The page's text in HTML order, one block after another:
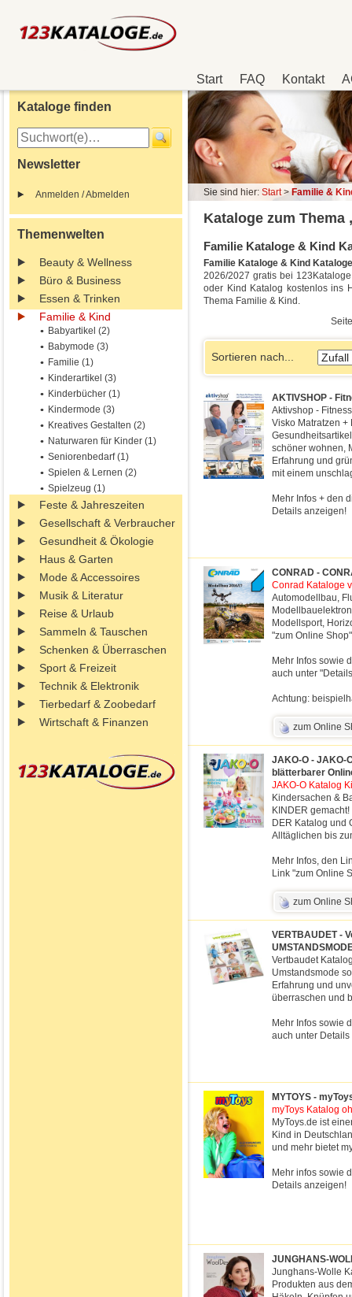
Start FAQ Kontakt
Kataloge finden
Newsletter
Anmelden / Abmelden
Themenwelten
Beauty & Wellness
Büro & Business
Essen & Trinken
Familie & Kind
Babyartikel (2)
Babymode (3)
Familie (1)
Kinderartikel (3)
Kinderbücher (1)
Kindermode (3)
Kreatives Gestalten (2)
Naturwaren für Kinder (1)
Seniorenbedarf (1)
Spielen & Lernen (2)
Spielzeug (1)
Feste & Jahreszeiten
Gesellschaft & Verbraucher
Gesundheit & Ökologie
Haus & Garten
Mode & Accessoires
Musik & Literatur
Reise & Urlaub
Sammeln & Tauschen
Schenken & Überraschen
Sport & Freizeit
Technik & Elektronik
Tierbedarf & Zoobedarf
Wirtschaft & Finanzen
Sie sind hier: Start>Familie &
Kataloge zum Thema
Familie Kataloge & Kind
Familie Kataloge & Kind Kataloge
2026/2027 gratis bei
oder Kind Katalog kostenlos ins
Thema Familie & Kind.
Sortieren nach...
AKTIVSHOP -
Aktivshop -
Visko Matratzen
schöner wohnen,
Erfahrung und
mit einem
Mehr Infos + den
Details anzeigen!
CONRAD -
Conrad Kataloge
Automodellbau,
Modellsport,
"zum Online
Mehr Infos sowie
auch unter
Achtung:
zum Online
JAKO-O - JAKO-
blätterbarer
JAKO-O Katalog
Kindersachen &
KINDER
DER Katalog und
Alltäglichen bis
Mehr Infos, den
Link "zum Online
zum Online
VERTBAUDET -
Vertbaudet
Umstandsmode
Erfahrung und
überraschen und
Mehr Infos sowie
auch unter
MYTOYS -
myToys Katalog
MyToys.de ist
Kind in
und mehr bietet
Mehr infos sowie
Details anzeigen!
JUNGHANS-
Junghans-Wolle
Produkten aus